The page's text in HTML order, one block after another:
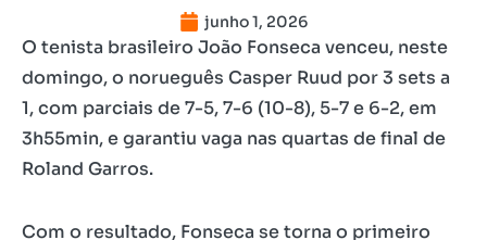
junho 1, 2026
O tenista brasileiro João Fonseca venceu, neste
domingo, o norueguês Casper Ruud por 3 sets a
1, com parciais de 7-5, 7-6 (10-8), 5-7 e 6-2, em
3h55min, e garantiu vaga nas quartas de final de
Roland Garros.
Com o resultado, Fonseca se torna o primeiro